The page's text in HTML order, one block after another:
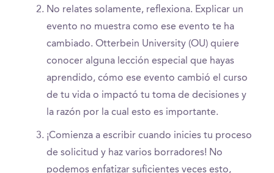
No relates solamente, reflexiona. Explicar un
evento no muestra como ese evento te ha
cambiado. Otterbein University (OU) quiere
conocer alguna lección especial que hayas
aprendido, cómo ese evento cambió el curso
de tu vida o impactó tu toma de decisiones y
la razón por la cual esto es importante.
¡Comienza a escribir cuando inicies tu proceso
de solicitud y haz varios borradores! No
podemos enfatizar suficientes veces esto,